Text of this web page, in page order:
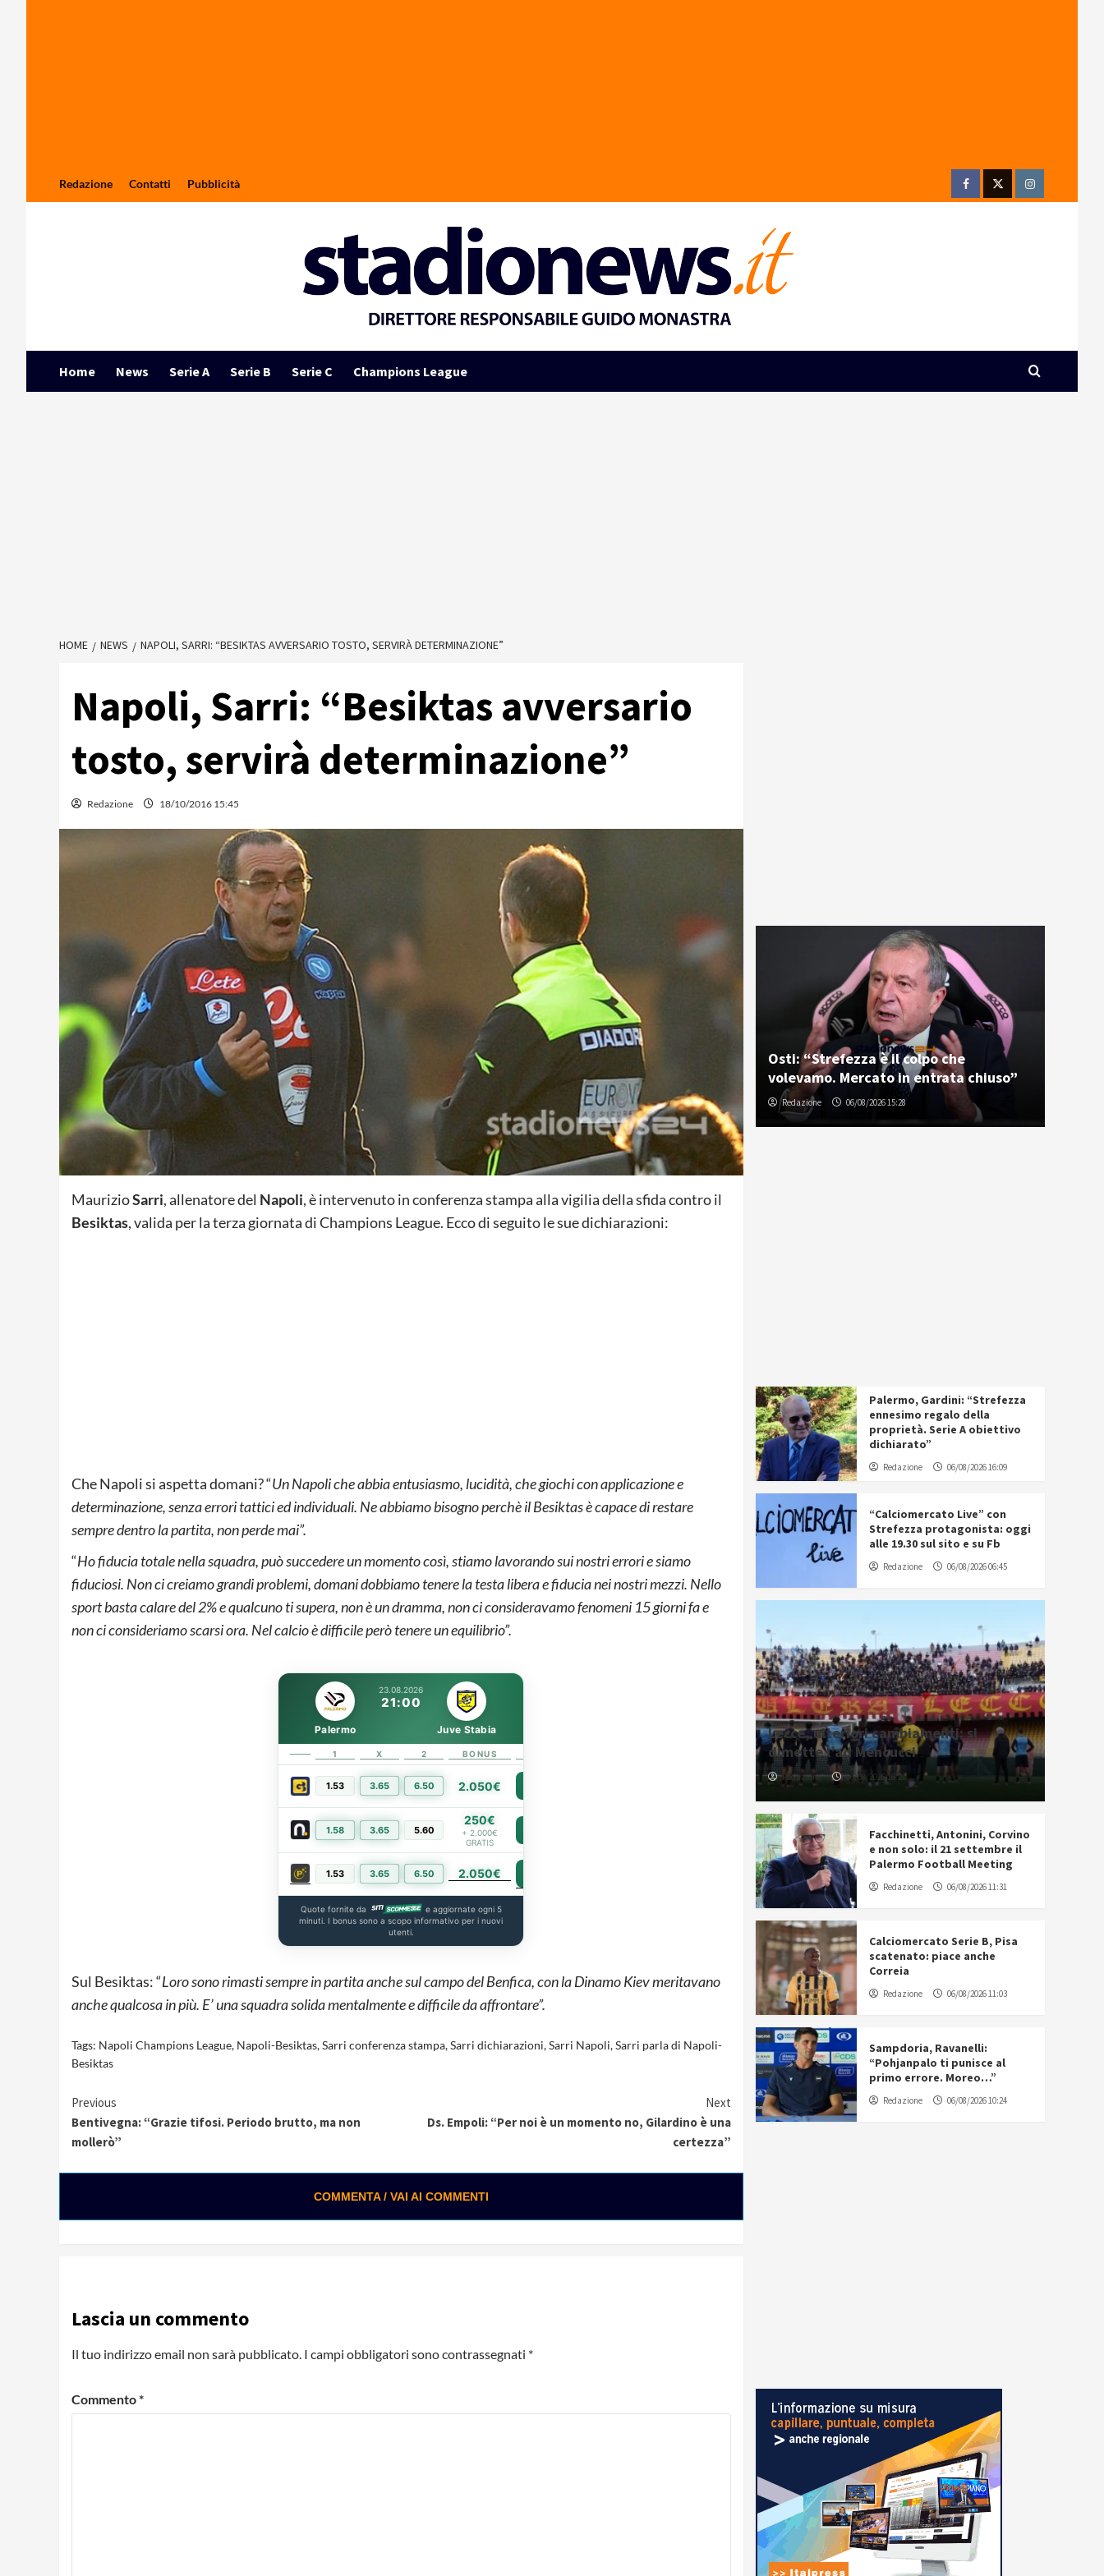
Redazione Contatti Pubblicità
FacebookTwitterInstagram
Home News Serie A Serie B Serie C Champions League
HOME NEWS NAPOLI, SARRI: “BESIKTAS AVVERSARIO TOSTO, SERVIRÀ DETERMINAZIONE”
Napoli, Sarri: “Besiktas avversario
tosto, servirà determinazione”
Redazione 18/10/2016 15:45
MaurizioSarri, allenatore del Napoli, è intervenuto in conferenza stampa alla vigilia della sfida contro il
Besiktas, valida per la terza giornata di Champions League. Ecco di seguito le sue dichiarazioni:
Che Napoli si aspetta domani? “Un Napoli che abbia entusiasmo, lucidità, che giochi con applicazione e
determinazione, senza errori tattici ed individuali. Ne abbiamo bisogno perchè il Besiktas è capace di restare
sempre dentro la partita, non perde mai”.
“Ho fiducia totale nella squadra, può succedere un momento così, stiamo lavorando sui nostri errori e siamo
fiduciosi. Non ci creiamo grandi problemi, domani dobbiamo tenere la testa libera e fiducia nei nostri mezzi. Nello
sport basta calare del 2% e qualcuno ti supera, non è un dramma, non ci consideravamo fenomeni 15 giorni fa e
non ci consideriamo scarsi ora. Nel calcio è difficile però tenere un equilibrio”.
23.08.2026
21:00
Palermo Juve Stabia
1 X 2 BONUS
1.53 3.65 6.50 2.050€
1.58 3.65 5.60
250€
+ 2.000€
GRATIS
1.53 3.65 6.50 2.050€
Quote fornite da
e aggiornate ogni 5
minuti. I bonus sono a scopo informativo per i nuovi
utenti.
Sul Besiktas: “Loro sono rimasti sempre in partita anche sul campo del Benfica, con la Dinamo Kiev meritavano
anche qualcosa in più. E’ una squadra solida mentalmente e difficile da affrontare”.
Tags: Napoli Champions League, Napoli-Besiktas,Sarri conferenza stampa,Sarri dichiarazioni,Sarri Napoli,Sarri parla di Napoli-
Besiktas
Continue
Reading
Previous
Bentivegna: “Grazie tifosi. Periodo brutto, ma non
mollerò”
Next
Ds. Empoli: “Per noi è un momento no, Gilardino è una
certezza”
COMMENTA / VAI AI COMMENTI
Lascia un commento
Il tuo indirizzo email non sarà pubblicato. I campi obbligatori sono contrassegnati *
Commento*
Osti: “Strefezza è il colpo che
volevamo. Mercato in entrata chiuso”
Redazione 06/08/2026 15:28
Palermo, Gardini: “Strefezza
ennesimo regalo della
proprietà. Serie A obiettivo
dichiarato”
Redazione 06/08/2026 16:09
“Calciomercato Live” con
Strefezza protagonista: oggi
alle 19.30 sul sito e su Fb
Redazione 06/08/2026 06:45
Lecce, ulteriori cambiamenti: si
dimette l’ad Mencucci
Redazione 06/08/2026 16:21
Facchinetti, Antonini, Corvino
e non solo: il 21 settembre il
Palermo Football Meeting
Redazione 06/08/2026 11:31
Calciomercato Serie B, Pisa
scatenato: piace anche
Correia
Redazione 06/08/2026 11:03
Sampdoria, Ravanelli:
“Pohjanpalo ti punisce al
primo errore. Moreo…”
Redazione 06/08/2026 10:24